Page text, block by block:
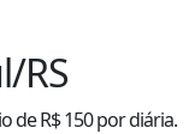
RS
de R$150por diária.